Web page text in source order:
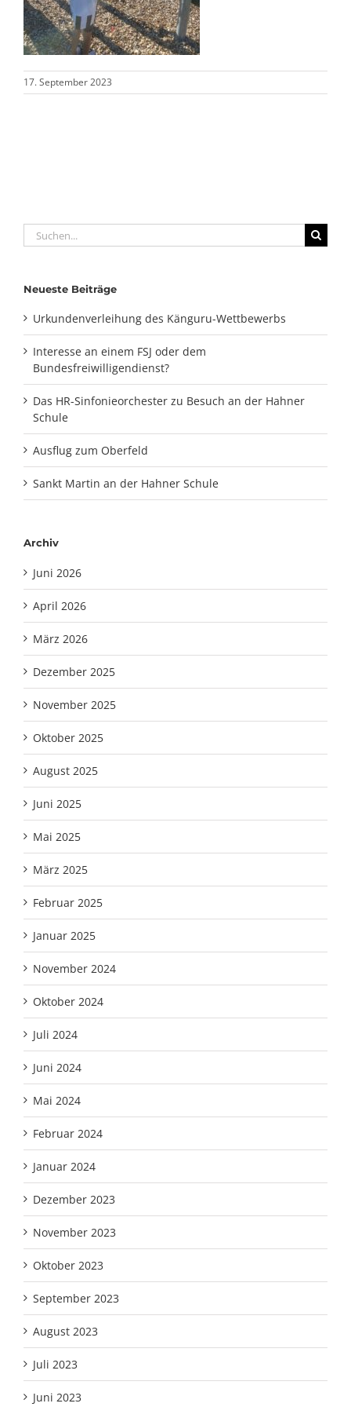
17. September 2023
Suche
nach:
Neueste Beiträge
Urkundenverleihung des Känguru-Wettbewerbs
Interesse an einem FSJ oder dem
Bundesfreiwilligendienst?
Das HR-Sinfonieorchester zu Besuch an der Hahner
Schule
Ausflug zum Oberfeld
Sankt Martin an der Hahner Schule
Archiv
Juni 2026
April 2026
März 2026
Dezember 2025
November 2025
Oktober 2025
August 2025
Juni 2025
Mai 2025
März 2025
Februar 2025
Januar 2025
November 2024
Oktober 2024
Juli 2024
Juni 2024
Mai 2024
Februar 2024
Januar 2024
Dezember 2023
November 2023
Oktober 2023
September 2023
August 2023
Juli 2023
Juni 2023